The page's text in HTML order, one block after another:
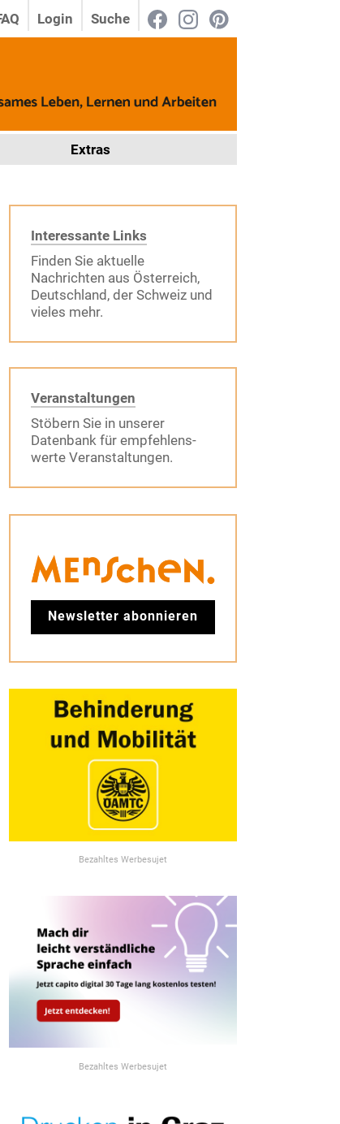
Suche
Login
Extras
Interessante Links
Finden Sie aktuelle
Nachrichten aus Österreich,
Deutschland, der Schweiz und
vieles mehr.
Veranstaltungen
Stöbern Sie in unserer
Datenbank für empfehlens-
werte Veranstaltungen.
Newsletter abonnieren
Bezahltes Werbesujet
Bezahltes Werbesujet